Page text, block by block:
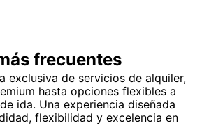
frecuentes
exclusiva de servicios de alquiler,
hasta opciones flexibles a
ida. Una experiencia diseñada
flexibilidad y excelencia en